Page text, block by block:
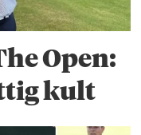
Open:
kult